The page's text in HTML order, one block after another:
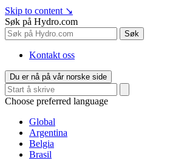
Skip to content ↘
Søk på Hydro.com
Søk
Kontakt oss
Du er nå på vår norske side
Choose preferred language
Global
Argentina
Belgia
Brasil